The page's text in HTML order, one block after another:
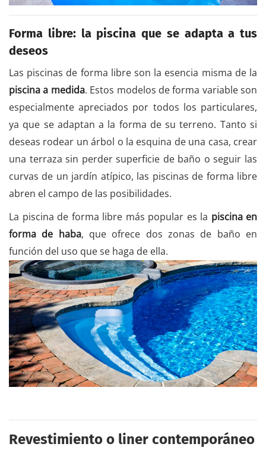
Forma libre: la piscina que se adapta a tus
deseos
Las piscinas de forma libre son la esencia misma de la
piscina a medida. Estos modelos de forma variable son
especialmente apreciados por todos los particulares,
ya que se adaptan a la forma de su terreno. Tanto si
deseas rodear un árbol o la esquina de una casa, crear
una terraza sin perder superficie de baño o seguir las
curvas de un jardín atípico, las piscinas de forma libre
abren el campo de las posibilidades.
La piscina de forma libre más popular es la piscina en
forma de haba, que ofrece dos zonas de baño en
función del uso que se haga de ella.
Revestimiento o liner contemporáneo